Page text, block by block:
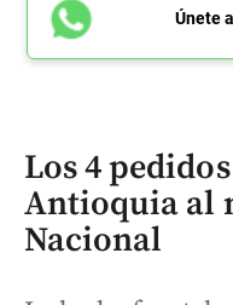
Únete
Los 4
Antioquia al
Nacional